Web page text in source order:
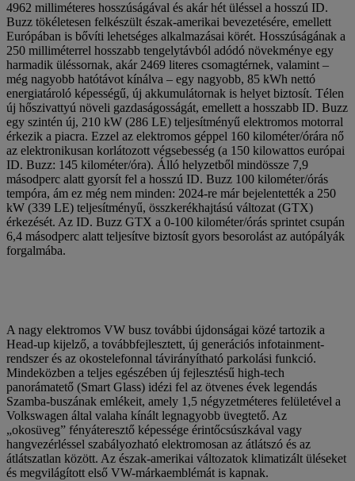
4962 milliméteres hosszúságával és akár hét üléssel a hosszú ID.
Buzz tökéletesen felkészült észak-amerikai bevezetésére, emellett
Európában is bővíti lehetséges alkalmazásai körét. Hosszúságának a
250 milliméterrel hosszabb tengelytávból adódó növekménye egy
harmadik üléssornak, akár 2469 literes csomagtérnek, valamint –
még nagyobb hatótávot kínálva – egy nagyobb, 85 kWh nettó
energiatároló képességű, új akkumulátornak is helyet biztosít. Télen
új hőszivattyú növeli gazdaságosságát, emellett a hosszabb ID. Buzz
egy szintén új, 210 kW (286 LE) teljesítményű elektromos motorral
érkezik a piacra. Ezzel az elektromos géppel 160 kilométer/órára nő
az elektronikusan korlátozott végsebesség (a 150 kilowattos európai
ID. Buzz: 145 kilométer/óra). Álló helyzetből mindössze 7,9
másodperc alatt gyorsít fel a hosszú ID. Buzz 100 kilométer/órás
tempóra, ám ez még nem minden: 2024-re már bejelentették a 250
kW (339 LE) teljesítményű, összkerékhajtású változat (GTX)
érkezését. Az ID. Buzz GTX a 0-100 kilométer/órás sprintet csupán
6,4 másodperc alatt teljesítve biztosít gyors besorolást az autópályák
forgalmába.
A nagy elektromos VW busz további újdonságai közé tartozik a
Head-up kijelző, a továbbfejlesztett, új generációs infotainment-
rendszer és az okostelefonnal távirányítható parkolási funkció.
Mindeközben a teljes egészében új fejlesztésű high-tech
panorámatető (Smart Glass) idézi fel az ötvenes évek legendás
Szamba-buszának emlékeit, amely 1,5 négyzetméteres felületével a
Volkswagen által valaha kínált legnagyobb üvegtető. Az
„okosüveg” fényáteresztő képessége érintőcsúszkával vagy
hangvezérléssel szabályozható elektromosan az átlátszó és az
átlátszatlan között. Az észak-amerikai változatok klimatizált üléseket
és megvilágított első VW-márkaemblémát is kapnak.